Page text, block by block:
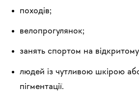
походів;
велопрогулянок;
занять спортом на відкритому
людей із чутливою шкірою
пігментації.